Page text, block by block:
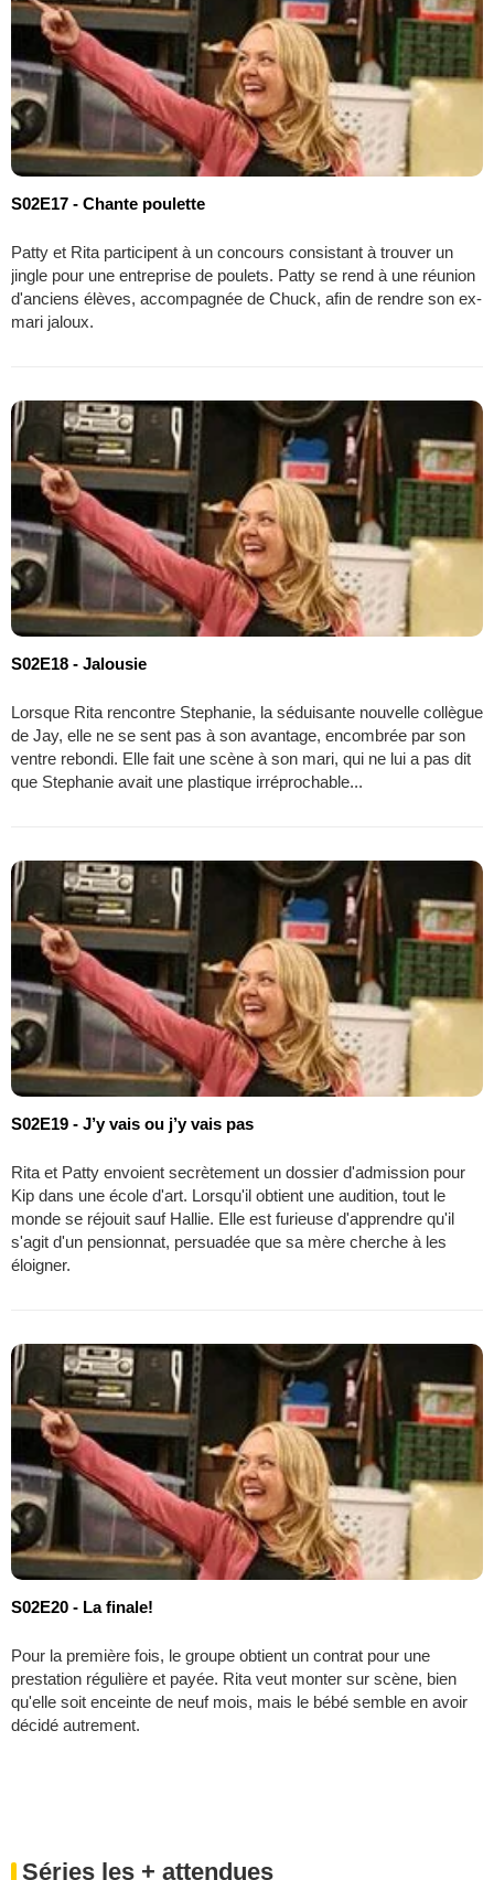
S02E17 - Chante poulette
Patty et Rita participent à un concours consistant à trouver un
jingle pour une entreprise de poulets. Patty se rend à une réunion
d'anciens élèves, accompagnée de Chuck, afin de rendre son ex-
mari jaloux.
S02E18 - Jalousie
Lorsque Rita rencontre Stephanie, la séduisante nouvelle collègue
de Jay, elle ne se sent pas à son avantage, encombrée par son
ventre rebondi. Elle fait une scène à son mari, qui ne lui a pas dit
que Stephanie avait une plastique irréprochable...
S02E19 - J’y vais ou j’y vais pas
Rita et Patty envoient secrètement un dossier d'admission pour
Kip dans une école d'art. Lorsqu'il obtient une audition, tout le
monde se réjouit sauf Hallie. Elle est furieuse d'apprendre qu'il
s'agit d'un pensionnat, persuadée que sa mère cherche à les
éloigner.
S02E20 - La finale!
Pour la première fois, le groupe obtient un contrat pour une
prestation régulière et payée. Rita veut monter sur scène, bien
qu'elle soit enceinte de neuf mois, mais le bébé semble en avoir
décidé autrement.
Séries les + attendues